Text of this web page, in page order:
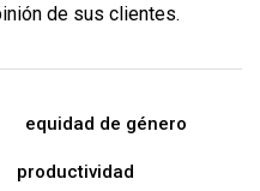
de sus clientes.
equidad de género
productividad